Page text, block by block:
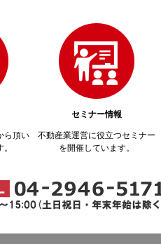
ら頂い
セミナー情報
不動産業運営に役立つセミナー
を開催しています。